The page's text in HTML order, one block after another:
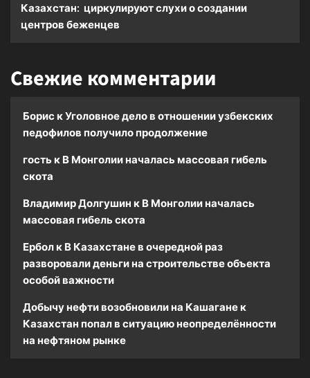
Казахстан: циркулируют слухи о создании
центров беженцев
Свежие комментарии
Борис кУголовное дело в отношении узбекских
педофилов получило продолжение
гость к В Монголии началась массовая гибель
скота
Владимир Долгушин к В Монголии началась
массовая гибель скота
Ербол к В Казахстане в очередной раз
разворовали деньги на строительстве объекта
особой важности
Добычу нефти возобновили на Кашагане к
Казахстан попал в ситуацию неопределённости
на нефтяном рынке